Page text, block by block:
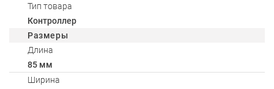
Тип товара
Контроллер
Размеры
Длина
85 мм
Ширина